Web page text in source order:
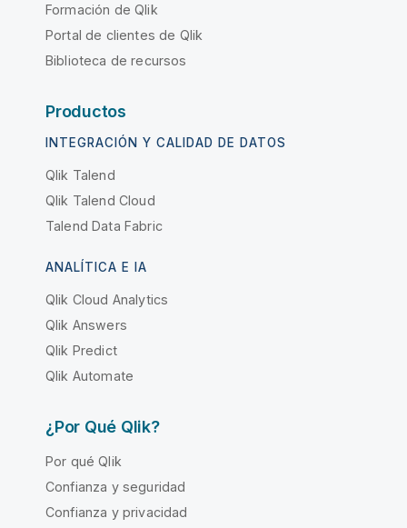
Formación de Qlik
Portal de clientes de Qlik
Biblioteca de recursos
Productos
INTEGRACIÓN Y CALIDAD DE DATOS
Qlik Talend
Qlik Talend Cloud
Talend Data Fabric
ANALÍTICA E IA
Qlik Cloud Analytics
Qlik Answers
Qlik Predict
Qlik Automate
¿Por Qué Qlik?
Por qué Qlik
Confianza y seguridad
Confianza y privacidad